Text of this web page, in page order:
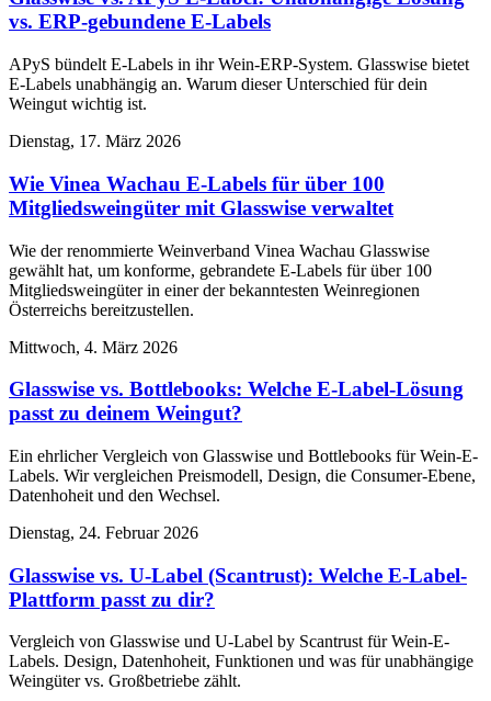
vs. ERP-gebundene E-Labels
APyS bündelt E-Labels in ihr Wein-ERP-System. Glasswise bietet
E-Labels unabhängig an. Warum dieser Unterschied für dein
Weingut wichtig ist.
Dienstag, 17. März 2026
Wie Vinea Wachau E-Labels für über 100
Mitgliedsweingüter mit Glasswise verwaltet
Wie der renommierte Weinverband Vinea Wachau Glasswise
gewählt hat, um konforme, gebrandete E-Labels für über 100
Mitgliedsweingüter in einer der bekanntesten Weinregionen
Österreichs bereitzustellen.
Mittwoch, 4. März 2026
Glasswise vs. Bottlebooks: Welche E-Label-Lösung
passt zu deinem Weingut?
Ein ehrlicher Vergleich von Glasswise und Bottlebooks für Wein-E-
Labels. Wir vergleichen Preismodell, Design, die Consumer-Ebene,
Datenhoheit und den Wechsel.
Dienstag, 24. Februar 2026
Glasswise vs. U-Label (Scantrust): Welche E-Label-
Plattform passt zu dir?
Vergleich von Glasswise und U-Label by Scantrust für Wein-E-
Labels. Design, Datenhoheit, Funktionen und was für unabhängige
Weingüter vs. Großbetriebe zählt.